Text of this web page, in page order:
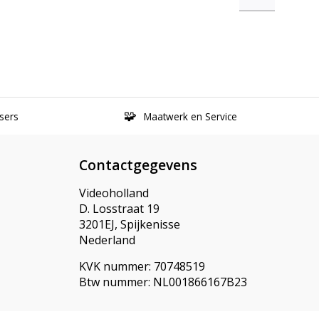
Maatwerk en Service
Contactgegevens
Videoholland
D. Losstraat 19
3201EJ, Spijkenisse
Nederland
KVK nummer: 70748519
Btw nummer: NL001866167B23